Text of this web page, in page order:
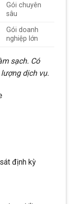
Gói chuyên
sâu
Gói doanh
nghiệp lớn
sạch. Có
dịch vụ.
định kỳ